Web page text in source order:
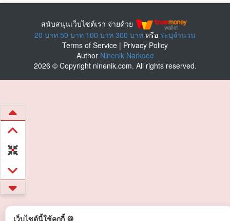
เว็บไซต์นี้ใช้คุกกี้ 🍪
สนับสนุนเว็บไซต์เรา จ่ายด้วย
20 บาท 50 บาท 100 บาท 300 บาท หรือ ระบุจำนวน
Terms of Service | Privacy Policy
Author Ninenik Narkdee
2026 © Copyright ninenik.com. All rights reserved.